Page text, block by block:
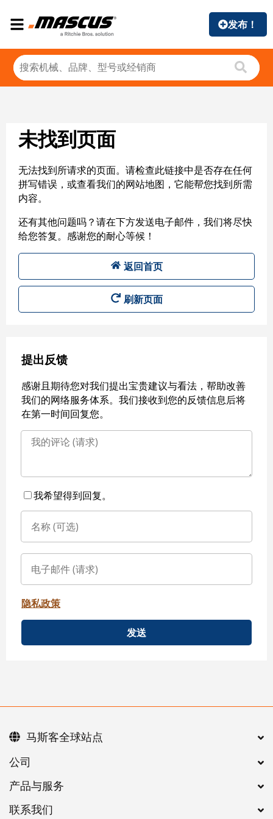
发布！
未找到页面
无法找到所请求的页面。请检查此链接中是否存在任何
拼写错误，或查看我们的网站地图，它能帮您找到所需
内容。
还有其他问题吗？请在下方发送电子邮件，我们将尽快
给您答复。感谢您的耐心等候！
返回首页
刷新页面
提出反馈
感谢且期待您对我们提出宝贵建议与看法，帮助改善
我们的网络服务体系。我们接收到您的反馈信息后将
在第一时间回复您。
我希望得到回复。
隐私政策
发送
公司
产品与服务
联系我们
马斯客全球站点